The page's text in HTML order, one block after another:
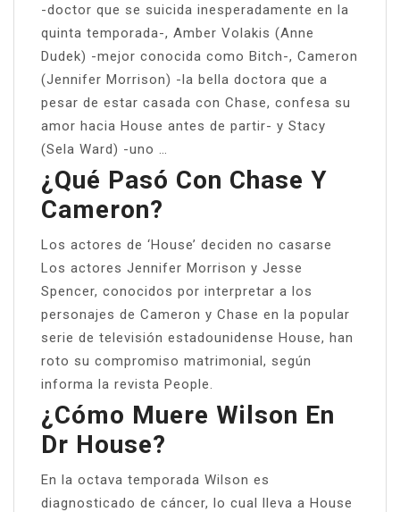
-doctor que se suicida inesperadamente en la
quinta temporada-, Amber Volakis (Anne
Dudek) -mejor conocida como Bitch-, Cameron
(Jennifer Morrison) -la bella doctora que a
pesar de estar casada con Chase, confesa su
amor hacia House antes de partir- y Stacy
(Sela Ward) -uno …
¿Qué Pasó Con Chase Y
Cameron?
Los actores de ‘House’ deciden no casarse
Los actores Jennifer Morrison y Jesse
Spencer, conocidos por interpretar a los
personajes de Cameron y Chase en la popular
serie de televisión estadounidense House, han
roto su compromiso matrimonial, según
informa la revista People.
¿Cómo Muere Wilson En
Dr House?
En la octava temporada Wilson es
diagnosticado de cáncer, lo cual lleva a House